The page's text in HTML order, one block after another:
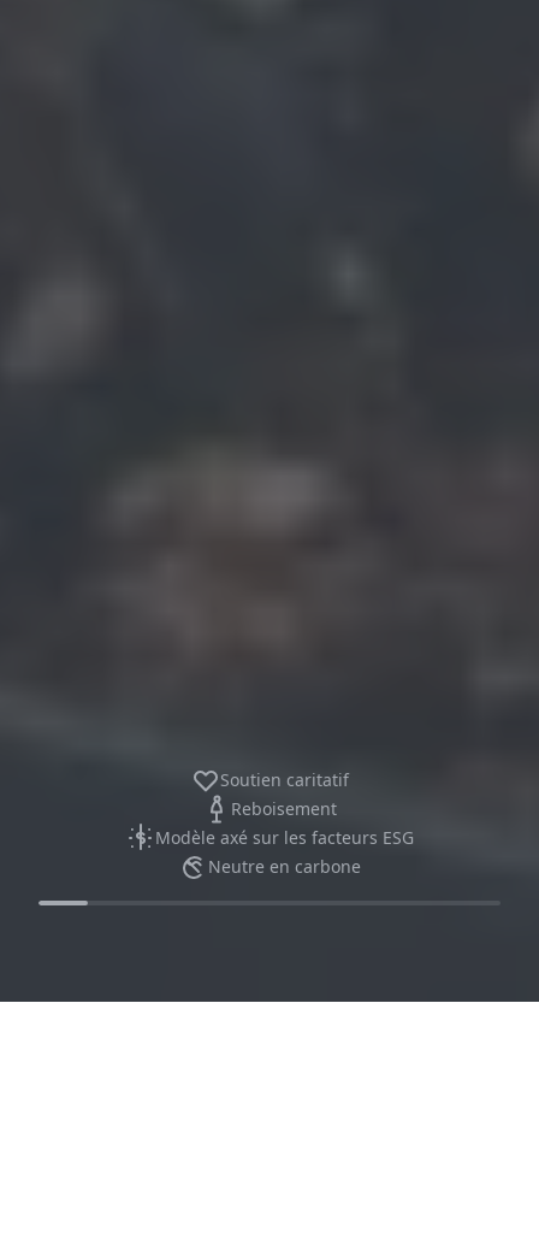
Soutien caritatif
Reboisement
Modèle axé sur les facteurs ESG
Neutre en carbone